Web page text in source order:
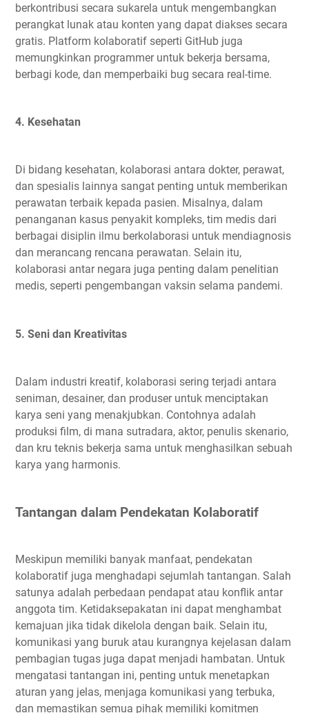
berkontribusi secara sukarela untuk mengembangkan
perangkat lunak atau konten yang dapat diakses secara
gratis. Platform kolaboratif seperti GitHub juga
memungkinkan programmer untuk bekerja bersama,
berbagi kode, dan memperbaiki bug secara real-time.
4. Kesehatan
Di bidang kesehatan, kolaborasi antara dokter, perawat,
dan spesialis lainnya sangat penting untuk memberikan
perawatan terbaik kepada pasien. Misalnya, dalam
penanganan kasus penyakit kompleks, tim medis dari
berbagai disiplin ilmu berkolaborasi untuk mendiagnosis
dan merancang rencana perawatan. Selain itu,
kolaborasi antar negara juga penting dalam penelitian
medis, seperti pengembangan vaksin selama pandemi.
5. Seni dan Kreativitas
Dalam industri kreatif, kolaborasi sering terjadi antara
seniman, desainer, dan produser untuk menciptakan
karya seni yang menakjubkan. Contohnya adalah
produksi film, di mana sutradara, aktor, penulis skenario,
dan kru teknis bekerja sama untuk menghasilkan sebuah
karya yang harmonis.
Tantangan dalam Pendekatan Kolaboratif
Meskipun memiliki banyak manfaat, pendekatan
kolaboratif juga menghadapi sejumlah tantangan. Salah
satunya adalah perbedaan pendapat atau konflik antar
anggota tim. Ketidaksepakatan ini dapat menghambat
kemajuan jika tidak dikelola dengan baik. Selain itu,
komunikasi yang buruk atau kurangnya kejelasan dalam
pembagian tugas juga dapat menjadi hambatan. Untuk
mengatasi tantangan ini, penting untuk menetapkan
aturan yang jelas, menjaga komunikasi yang terbuka,
dan memastikan semua pihak memiliki komitmen